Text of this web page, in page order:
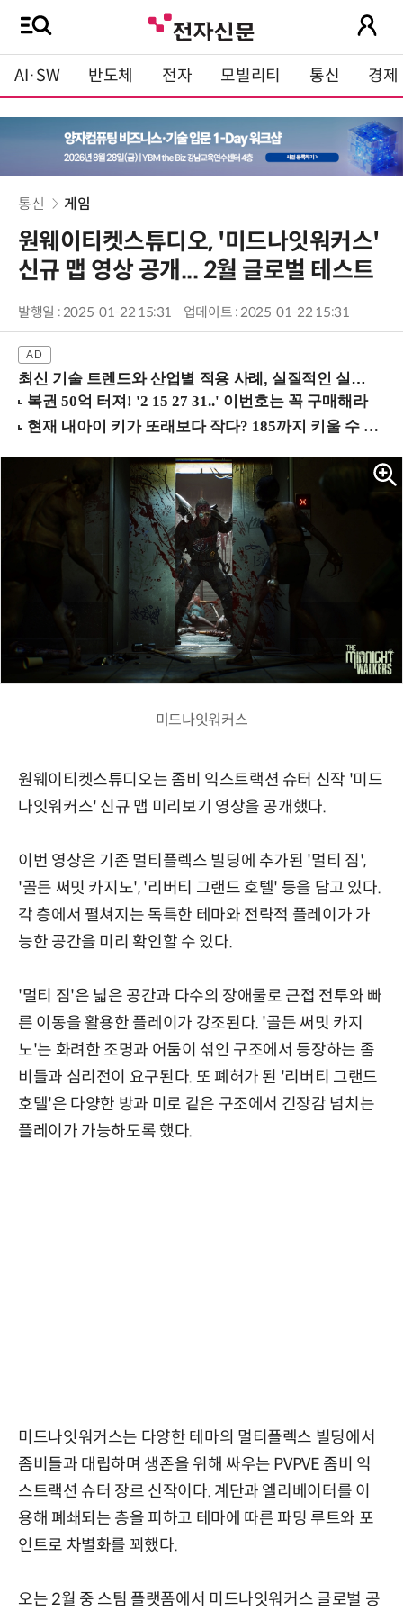
AI·SW 반도체 전자 모빌리티 통신 경제
통신 게임
원웨이티켓스튜디오, '미드나잇워커스'
신규 맵 영상 공개... 2월 글로벌 테스트
발행일 : 2025-01-22 15:31 업데이트 : 2025-01-22 15:31
최신 기술 트렌드와 산업별 적용 사례, 실질적인 실행 전략을 공유 (9/18 양재역)
미드나잇워커스
원웨이티켓스튜디오는 좀비 익스트랙션 슈터 신작 '미드
나잇워커스' 신규 맵 미리보기 영상을 공개했다.
이번 영상은 기존 멀티플렉스 빌딩에 추가된 '멀티 짐',
'골든 써밋 카지노', '리버티 그랜드 호텔' 등을 담고 있다.
각 층에서 펼쳐지는 독특한 테마와 전략적 플레이가 가
능한 공간을 미리 확인할 수 있다.
'멀티 짐'은 넓은 공간과 다수의 장애물로 근접 전투와 빠
른 이동을 활용한 플레이가 강조된다. '골든 써밋 카지
노'는 화려한 조명과 어둠이 섞인 구조에서 등장하는 좀
비들과 심리전이 요구된다. 또 폐허가 된 '리버티 그랜드
호텔'은 다양한 방과 미로 같은 구조에서 긴장감 넘치는
플레이가 가능하도록 했다.
미드나잇워커스는 다양한 테마의 멀티플렉스 빌딩에서
좀비들과 대립하며 생존을 위해 싸우는 PVPVE 좀비 익
스트랙션 슈터 장르 신작이다. 계단과 엘리베이터를 이
용해 폐쇄되는 층을 피하고 테마에 따른 파밍 루트와 포
인트로 차별화를 꾀했다.
오는 2월 중 스팀 플랫폼에서 미드나잇워커스 글로벌 공